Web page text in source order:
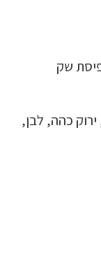
שק
כהה, לבן,